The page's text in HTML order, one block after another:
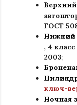
ГОСТ
Нижний
, 4
2003;
ключ-
Ночная